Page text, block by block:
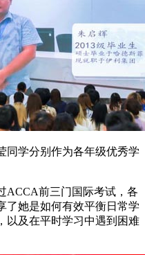
同学分别作为各年级优秀学
ACCA前三门国际考试，各
了她是如何有效平衡日常学
以及在平时学习中遇到困难